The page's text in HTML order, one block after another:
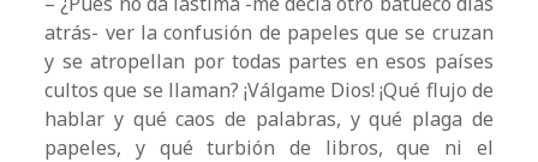
atrás- ver la confusión de papeles que se cruzan
y se atropellan por todas partes en esos países
cultos que se llaman? ¡Válgame Dios! ¡Qué flujo de
hablar y qué caos de palabras, y qué plaga de
papeles, y qué turbión de libros, que ni el